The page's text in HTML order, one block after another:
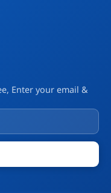
Enter your email &